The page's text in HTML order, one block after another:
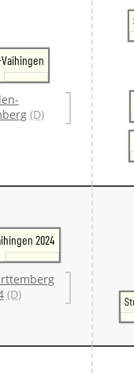
(D)
2024
(D)